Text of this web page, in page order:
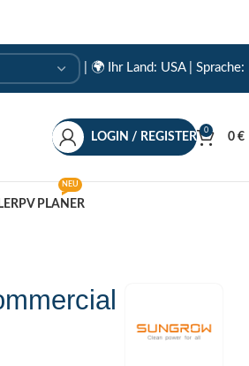
🌍 Ihr Land: USA| Sprache:
LOGIN / REGISTER
0
0 €
PV PLANER
NEU